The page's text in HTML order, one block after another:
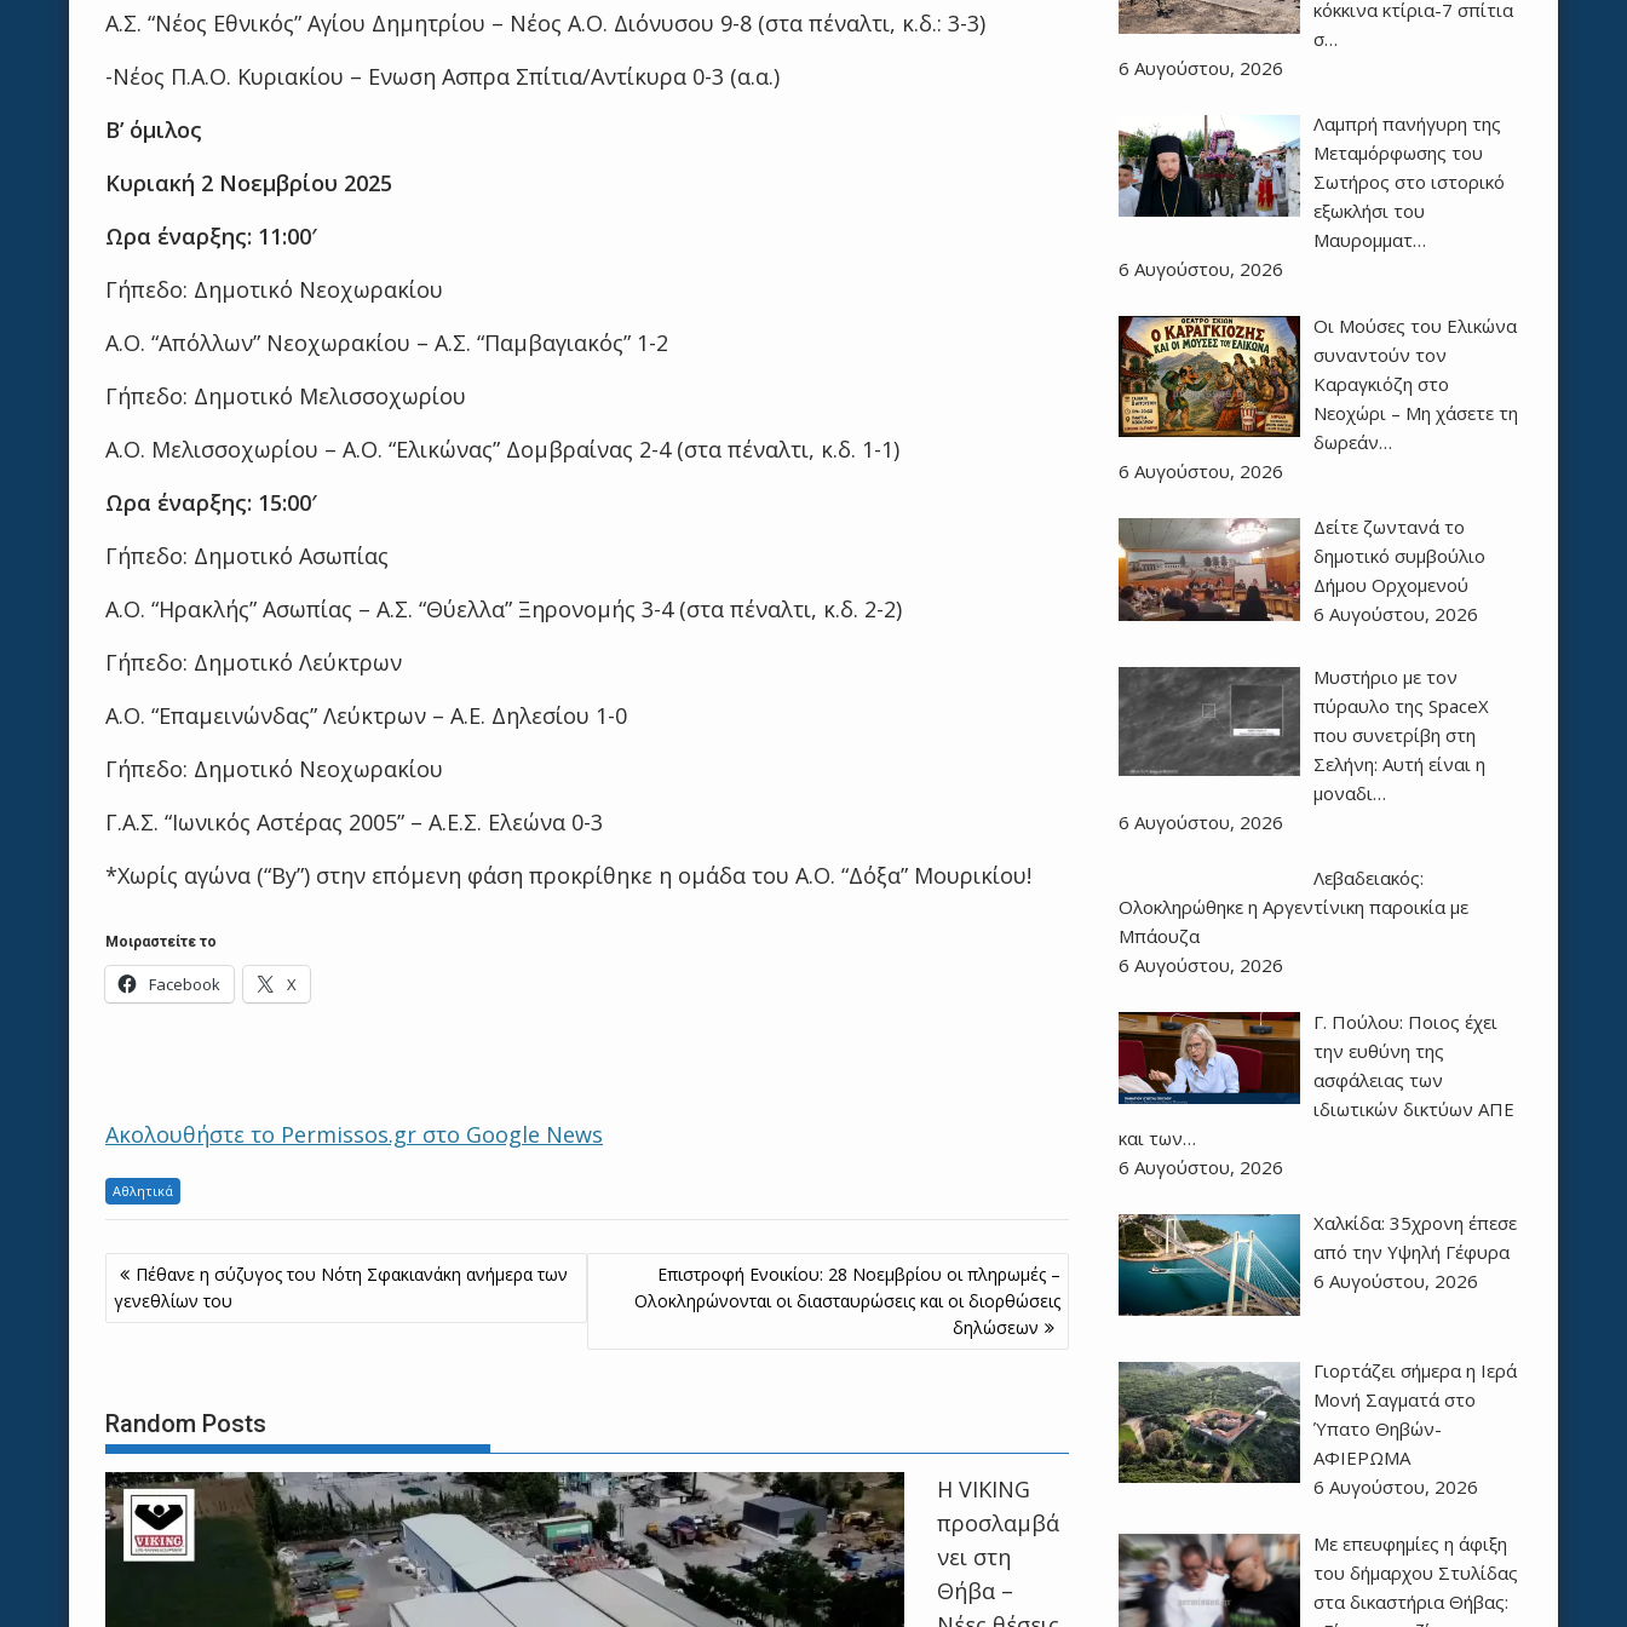
Α.Σ. “Νέος Εθνικός” Αγίου Δημητρίου – Νέος Α.Ο. Διόνυσου 9-8 (στα πέναλτι, κ.δ.: 3-3)
-Νέος Π.Α.Ο. Κυριακίου – Ενωση Ασπρα Σπίτια/Αντίκυρα 0-3 (α.α.)
Β’ όμιλος
Κυριακή 2 Νοεμβρίου 2025
Ωρα έναρξης: 11:00′
Γήπεδο: Δημοτικό Νεοχωρακίου
Α.Ο. “Απόλλων” Νεοχωρακίου – Α.Σ. “Παμβαγιακός” 1-2
Γήπεδο: Δημοτικό Μελισσοχωρίου
Α.Ο. Μελισσοχωρίου – Α.Ο. “Ελικώνας” Δομβραίνας 2-4 (στα πέναλτι, κ.δ. 1-1)
Ωρα έναρξης: 15:00′
Γήπεδο: Δημοτικό Ασωπίας
Α.Ο. “Ηρακλής” Ασωπίας – Α.Σ. “Θύελλα” Ξηρονομής 3-4 (στα πέναλτι, κ.δ. 2-2)
Γήπεδο: Δημοτικό Λεύκτρων
Α.Ο. “Επαμεινώνδας” Λεύκτρων – Α.Ε. Δηλεσίου 1-0
Γήπεδο: Δημοτικό Νεοχωρακίου
Γ.Α.Σ. “Ιωνικός Αστέρας 2005” – Α.Ε.Σ. Ελεώνα 0-3
*Χωρίς αγώνα (“By”) στην επόμενη φάση προκρίθηκε η ομάδα του Α.Ο. “Δόξα” Μουρικίου!
Μοιραστείτε το
Facebook X
Ακολουθήστε το Permissos.gr στο Google News
Αθλητικά
Πλοήγηση
άρθρων
Πέθανε η σύζυγος του Νότη Σφακιανάκη ανήμερα των
γενεθλίων του
Επιστροφή Ενοικίου: 28 Νοεμβρίου οι πληρωμές –
Ολοκληρώνονται οι διασταυρώσεις και οι διορθώσεις
δηλώσεων
Random Posts
Η VIKING
προσλαμβά
νει στη
Θήβα –
κόκκινα κτίρια-7 σπίτια
σ…
6 Αυγούστου, 2026
Λαμπρή πανήγυρη της
Μεταμόρφωσης του
Σωτήρος στο ιστορικό
εξωκλήσι του
Μαυρομματ…
6 Αυγούστου, 2026
Οι Μούσες του Ελικώνα
συναντούν τον
Καραγκιόζη στο
Νεοχώρι – Μη χάσετε τη
δωρεάν…
6 Αυγούστου, 2026
Δείτε ζωντανά το
δημοτικό συμβούλιο
Δήμου Ορχομενού
6 Αυγούστου, 2026
Μυστήριο με τον
πύραυλο της SpaceX
που συνετρίβη στη
Σελήνη: Αυτή είναι η
μοναδι…
6 Αυγούστου, 2026
Λεβαδειακός:
Ολοκληρώθηκε η Αργεντίνικη παροικία με
Μπάουζα
6 Αυγούστου, 2026
Γ. Πούλου: Ποιος έχει
την ευθύνη της
ασφάλειας των
ιδιωτικών δικτύων ΑΠΕ
και των…
6 Αυγούστου, 2026
Χαλκίδα: 35χρονη έπεσε
από την Υψηλή Γέφυρα
6 Αυγούστου, 2026
Γιορτάζει σήμερα η Ιερά
Μονή Σαγματά στο
Ύπατο Θηβών-
ΑΦΙΕΡΩΜΑ
6 Αυγούστου, 2026
Με επευφημίες η άφιξη
του δήμαρχου Στυλίδας
στα δικαστήρια Θήβας: